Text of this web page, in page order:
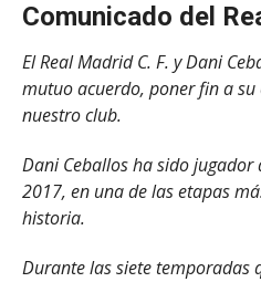
Comunicado del
El Real Madrid C. F. y Dani
mutuo acuerdo, poner fin a
nuestro club.
Dani Ceballos ha sido jugador
2017, en una de las etapas
historia.
Durante las siete temporadas